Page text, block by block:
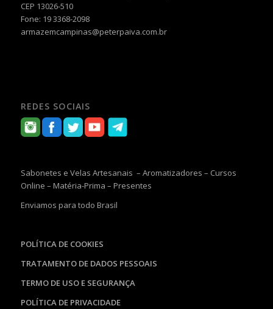
CEP 13026-510
Fone: 19 3368-2098
armazemcampinas@peterpaiva.com.br
REDES SOCIAIS
Sabonetes e Velas Artesanais – Aromatizadores – Cursos
Online – Matéria-Prima – Presentes
Enviamos para todo Brasil
POLÍTICA DE COOKIES
TRATAMENTO DE DADOS PESSOAIS
TERMO DE USO E SEGURANÇA
POLÍTICA DE PRIVACIDADE